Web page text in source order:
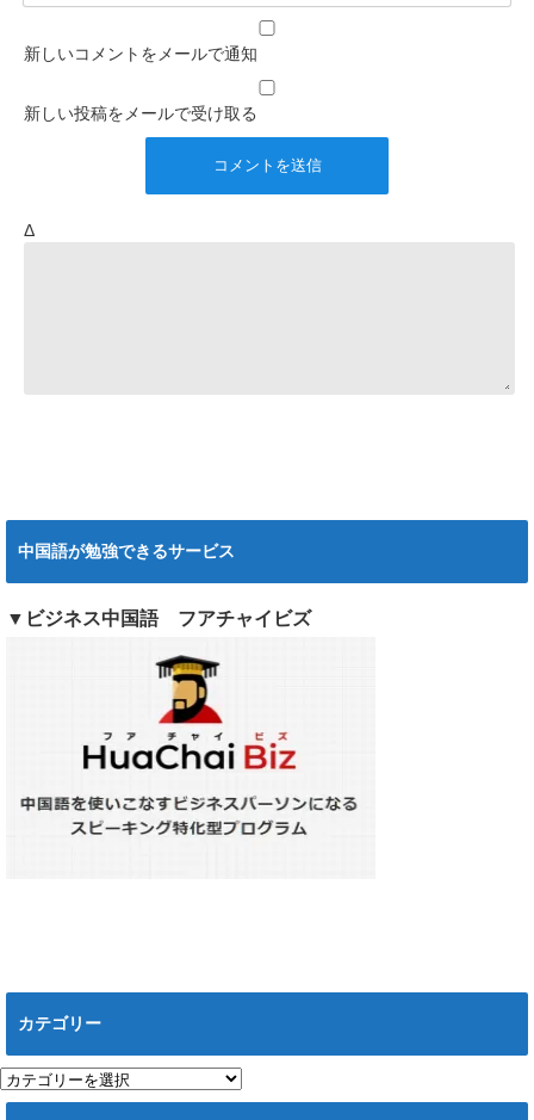
新しいコメントをメールで通知
新しい投稿をメールで受け取る
Δ
中国語が勉強できるサービス
▼ビジネス中国語 フアチャイビズ
カテゴリー
カ
テ